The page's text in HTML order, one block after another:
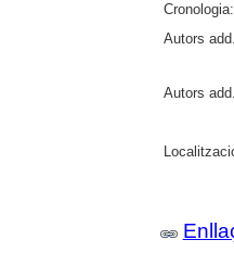
Cronologia:
Autors
Autors